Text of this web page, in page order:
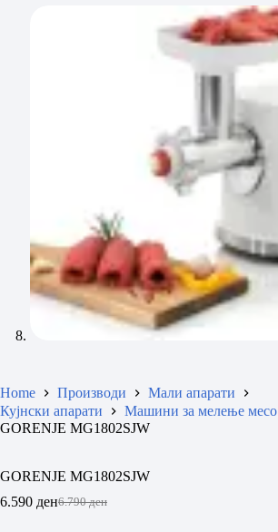
Home Производи
Мали апарати
Кујнски апарати
Машини за мелење месо
GORENJE MG1802SJW
GORENJE MG1802SJW
6.790ден
Original
6.590 денCurrent